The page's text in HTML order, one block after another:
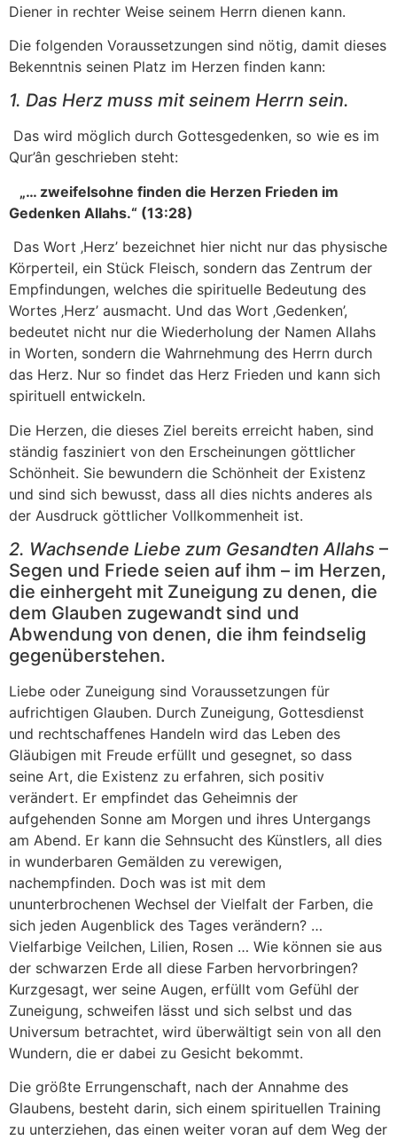
Diener in rechter Weise seinem Herrn dienen kann.
Die folgenden Voraussetzungen sind nötig, damit dieses
Bekenntnis seinen Platz im Herzen finden kann:
1. Das Herz muss mit seinem Herrn sein.
Das wird möglich durch Gottesgedenken, so wie es im
Qur’ân geschrieben steht:
„… zweifelsohne finden die Herzen Frieden im
Gedenken Allahs.“ (13:28)
Das Wort ‚Herz’ bezeichnet hier nicht nur das physische
Körperteil, ein Stück Fleisch, sondern das Zentrum der
Empfindungen, welches die spirituelle Bedeutung des
Wortes ‚Herz’ ausmacht. Und das Wort ‚Gedenken’,
bedeutet nicht nur die Wiederholung der Namen Allahs
in Worten, sondern die Wahrnehmung des Herrn durch
das Herz. Nur so findet das Herz Frieden und kann sich
spirituell entwickeln.
Die Herzen, die dieses Ziel bereits erreicht haben, sind
ständig fasziniert von den Erscheinungen göttlicher
Schönheit. Sie bewundern die Schönheit der Existenz
und sind sich bewusst, dass all dies nichts anderes als
der Ausdruck göttlicher Vollkommenheit ist.
2. Wachsende Liebe zum Gesandten Allahs –
Segen und Friede seien auf ihm – im Herzen,
die einhergeht mit Zuneigung zu denen, die
dem Glauben zugewandt sind und
Abwendung von denen, die ihm feindselig
gegenüberstehen.
Liebe oder Zuneigung sind Voraussetzungen für
aufrichtigen Glauben. Durch Zuneigung, Gottesdienst
und rechtschaffenes Handeln wird das Leben des
Gläubigen mit Freude erfüllt und gesegnet, so dass
seine Art, die Existenz zu erfahren, sich positiv
verändert. Er empfindet das Geheimnis der
aufgehenden Sonne am Morgen und ihres Untergangs
am Abend. Er kann die Sehnsucht des Künstlers, all dies
in wunderbaren Gemälden zu verewigen,
nachempfinden. Doch was ist mit dem
ununterbrochenen Wechsel der Vielfalt der Farben, die
sich jeden Augenblick des Tages verändern? …
Vielfarbige Veilchen, Lilien, Rosen … Wie können sie aus
der schwarzen Erde all diese Farben hervorbringen?
Kurzgesagt, wer seine Augen, erfüllt vom Gefühl der
Zuneigung, schweifen lässt und sich selbst und das
Universum betrachtet, wird überwältigt sein von all den
Wundern, die er dabei zu Gesicht bekommt.
Die größte Errungenschaft, nach der Annahme des
Glaubens, besteht darin, sich einem spirituellen Training
zu unterziehen, das einen weiter voran auf dem Weg der